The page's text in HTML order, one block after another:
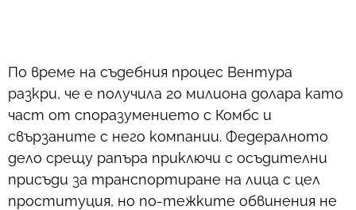
По време на съдебния процес Вентура
разкри, че е получила 20 милиона долара като
част от споразумението с Комбс и
свързаните с него компании. Федералното
дело срещу рапъра приключи с осъдителни
присъди за транспортиране на лица с цел
проституция, но по-тежките обвинения не